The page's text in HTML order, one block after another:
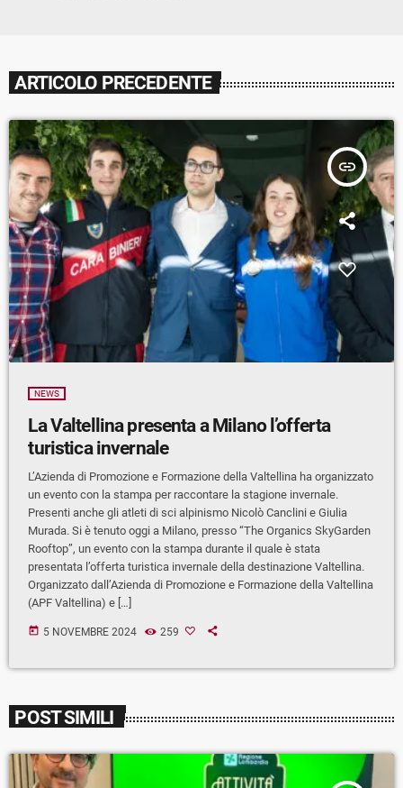
ARTICOLO PRECEDENTE
insert_link
NEWS
La Valtellina presenta a Milano l’offerta
turistica invernale
L’Azienda di Promozione e Formazione della Valtellina ha organizzato
un evento con la stampa per raccontare la stagione invernale.
Presenti anche gli atleti di sci alpinismo Nicolò Canclini e Giulia
Murada. Si è tenuto oggi a Milano, presso “The Organics SkyGarden
Rooftop”, un evento con la stampa durante il quale è stata
presentata l’offerta turistica invernale della destinazione Valtellina.
Organizzato dall’Azienda di Promozione e Formazione della Valtellina
(APF Valtellina) e […]
today 5 NOVEMBRE 2024 259
POST SIMILI